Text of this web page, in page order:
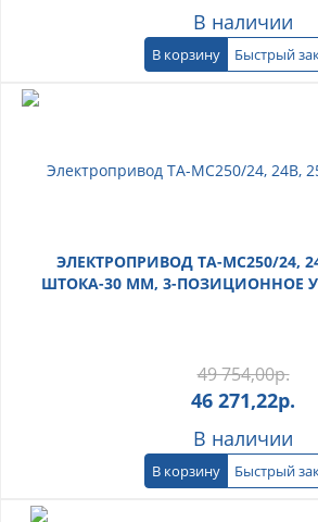
В наличии
В корзину Быстрый
ЭЛЕКТРОПРИВОД TA-MC250/24,
ШТОКА-30 ММ, 3-ПОЗИЦИОННОЕ
49 754,00р.
46 271,22р.
В наличии
В корзину Быстрый